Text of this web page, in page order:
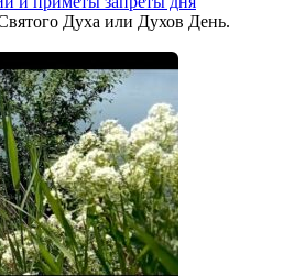
Духа или Духов День.